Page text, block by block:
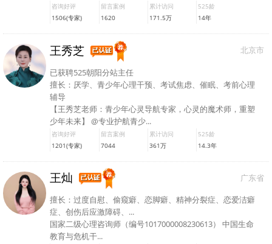
咨询好评
1506(专家)
留言案例
1620
累计访问
171.5万
525龄
14年
王秀芝 北京市
已获聘525朝阳分站主任
擅长：厌学、青少年心理干预、考试焦虑、催眠、考前心理
辅导
【王秀芝老师：青少年心灵导航专家，心灵的魔术师，重塑
少年未来】 @专业护航青少...
咨询好评
1201(专家)
留言案例
7044
累计访问
361万
525龄
14.3年
王灿 广东省
擅长：过度自慰、偷窥癖、恋脚癖、精神分裂症、恋爱洁癖
症、创伤后应激障碍、...
国家二级心理咨询师（编号1017000008230613） 中国生命
教育与危机干...